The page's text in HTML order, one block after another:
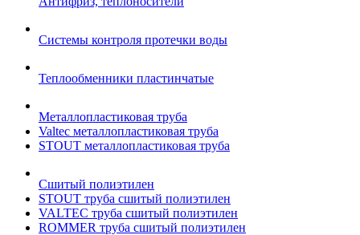
Системы контроля протечки воды
Теплообменники пластинчатые
Металлопластиковая труба
Valtec металлопластиковая труба
STOUT металлопластиковая труба
Сшитый полиэтилен
STOUT труба сшитый полиэтилен
VALTEC труба сшитый полиэтилен
ROMMER труба сшитый полиэтилен